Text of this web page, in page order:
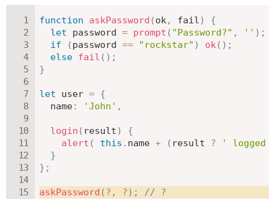
function askPassword (ok, fail)
{
let password = prompt ( "Password?" , '' ) ;
if
(password == "rockstar" ) ok( ) ;
else fail ( ) ;
}
let user = {
name: 'John' ,
login ( result)
{
alert ( this . name + ( result ?
' logged
}
} ;
askPassword ( ? , ?) ; // ?